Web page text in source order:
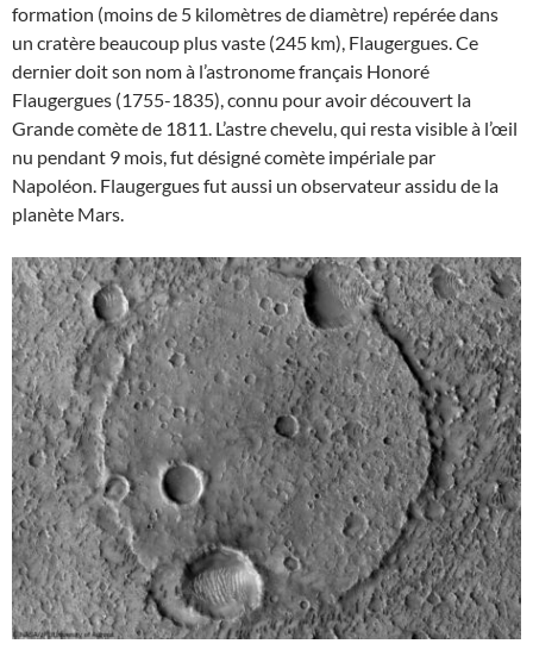
formation (moins de 5 kilomètres de diamètre) repérée dans
un cratère beaucoup plus vaste (245 km), Flaugergues. Ce
dernier doit son nom à l’astronome français Honoré
Flaugergues (1755-1835), connu pour avoir découvert la
Grande comète de 1811. L’astre chevelu, qui resta visible à l’œil
nu pendant 9 mois, fut désigné comète impériale par
Napoléon. Flaugergues fut aussi un observateur assidu de la
planète Mars.